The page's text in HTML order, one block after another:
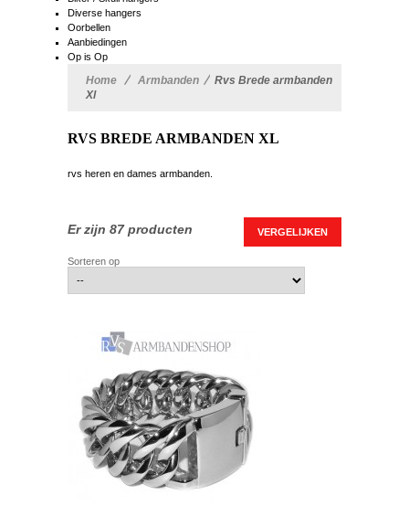
Diverse hangers
Oorbellen
Aanbiedingen
Op is Op
Home > Armbanden > Rvs Brede armbanden
Xl
RVS BREDE ARMBANDEN XL
rvs heren en dames armbanden.
Er zijn 87 producten
Sorteren op